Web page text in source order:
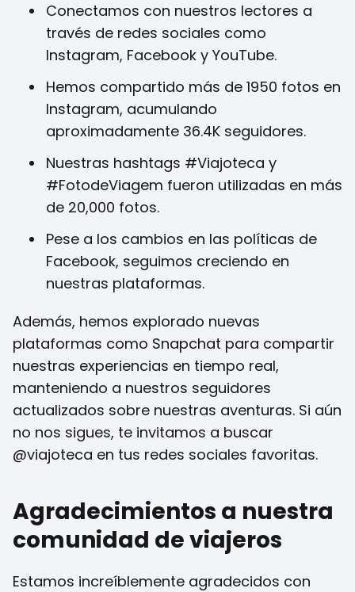
Conectamos con nuestros lectores a
través de redes sociales como
Instagram, Facebook y YouTube.
Hemos compartido más de 1950 fotos en
Instagram, acumulando
aproximadamente 36.4K seguidores.
Nuestras hashtags #Viajoteca y
#FotodeViagem fueron utilizadas en más
de 20,000 fotos.
Pese a los cambios en las políticas de
Facebook, seguimos creciendo en
nuestras plataformas.
Además, hemos explorado nuevas
plataformas como Snapchat para compartir
nuestras experiencias en tiempo real,
manteniendo a nuestros seguidores
actualizados sobre nuestras aventuras. Si aún
no nos sigues, te invitamos a buscar
@viajoteca en tus redes sociales favoritas.
Agradecimientos a nuestra
comunidad de viajeros
Estamos increíblemente agradecidos con